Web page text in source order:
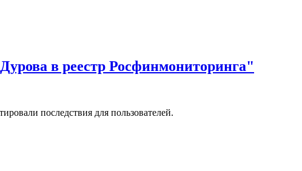
в реестр Росфинмониторинга"
последствия для пользователей.